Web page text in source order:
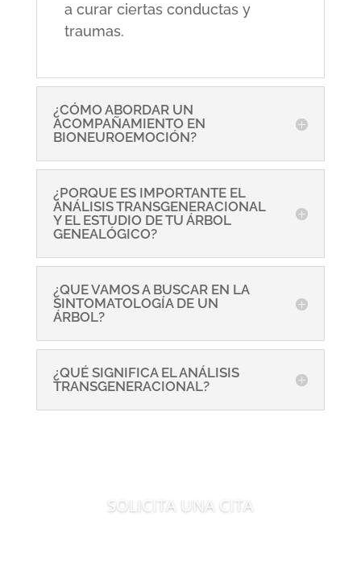
a curar ciertas conductas y
traumas.
¿CÓMO ABORDAR UN
ACOMPAÑAMIENTO EN
BIONEUROEMOCIÓN?
¿PORQUE ES IMPORTANTE EL
ANÁLISIS TRANSGENERACIONAL
Y EL ESTUDIO DE TU ÁRBOL
GENEALÓGICO?
¿QUE VAMOS A BUSCAR EN LA
SINTOMATOLOGÍA DE UN
ÁRBOL?
¿QUÉ SIGNIFICA EL ANÁLISIS
TRANSGENERACIONAL?
SOLICITA UNA CITA